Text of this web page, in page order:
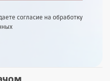
согласие на обработку